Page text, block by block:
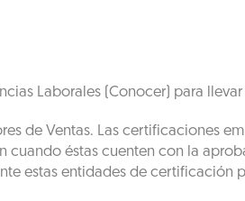
Laborales (Conocer) para
de Ventas. Las certificaciones
éstas cuenten con la
estas entidades de certificación